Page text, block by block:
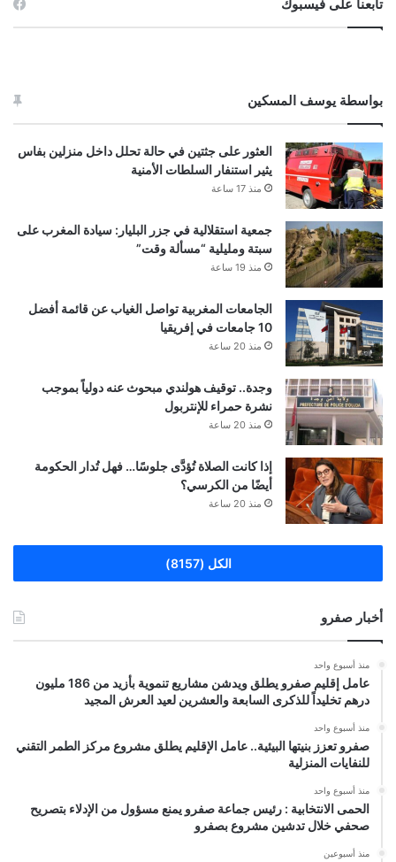
تابعنا على فيسبوك
بواسطة يوسف المسكين
العثور على جثتين في حالة تحلل داخل منزلين بفاس
يثير استنفار السلطات الأمنية
منذ 17 ساعة
جمعية استقلالية في جزر البليار: سيادة المغرب على
سبتة ومليلية “مسألة وقت”
منذ 19 ساعة
الجامعات المغربية تواصل الغياب عن قائمة أفضل
10 جامعات في إفريقيا
منذ 20 ساعة
وجدة.. توقيف هولندي مبحوث عنه دولياً بموجب
نشرة حمراء للإنتربول
منذ 20 ساعة
إذا كانت الصلاة تُؤدَّى جلوسًا… فهل تُدار الحكومة
أيضًا من الكرسي؟
منذ 20 ساعة
الكل (8157)
أخبار صفرو
منذ أسبوع واحد
عامل إقليم صفرو يطلق ويدشن مشاريع تنموية بأزيد من 186 مليون
درهم تخليداً للذكرى السابعة والعشرين لعيد العرش المجيد
منذ أسبوع واحد
صفرو تعزز بنيتها البيئية.. عامل الإقليم يطلق مشروع مركز الطمر التقني
للنفايات المنزلية
منذ أسبوع واحد
الحمى الانتخابية : رئيس جماعة صفرو يمنع مسؤول من الإدلاء بتصريح
صحفي خلال تدشين مشروع بصفرو
منذ أسبوعين